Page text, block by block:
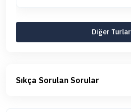
Diğer Turlar
Sıkça Sorulan Sorular